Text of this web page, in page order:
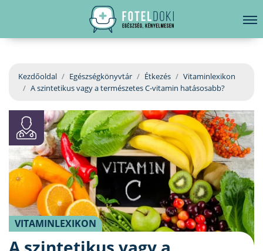
EGÉSZSÉGKÖNYVTÁR
BETEGSÉGKALAUZ
ÜGYELETKERESŐ
ORVOS VÁLASZOL
ORVOSKERESŐ
hirdetés
Kezdőoldal Egészségkönyvtár Étkezés
Vitaminlexikon
A szintetikus vagy a természetes C-vitamin hatásosabb?
VITAMINLEXIKON